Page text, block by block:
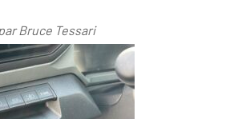
Bruce Tessari